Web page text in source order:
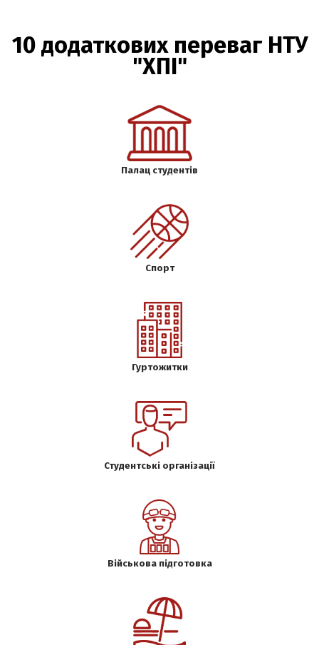
10 додаткових переваг НТУ
"ХПІ"
Палац студентів
Спорт
Гуртожитки
Студентські організації
Військова підготовка